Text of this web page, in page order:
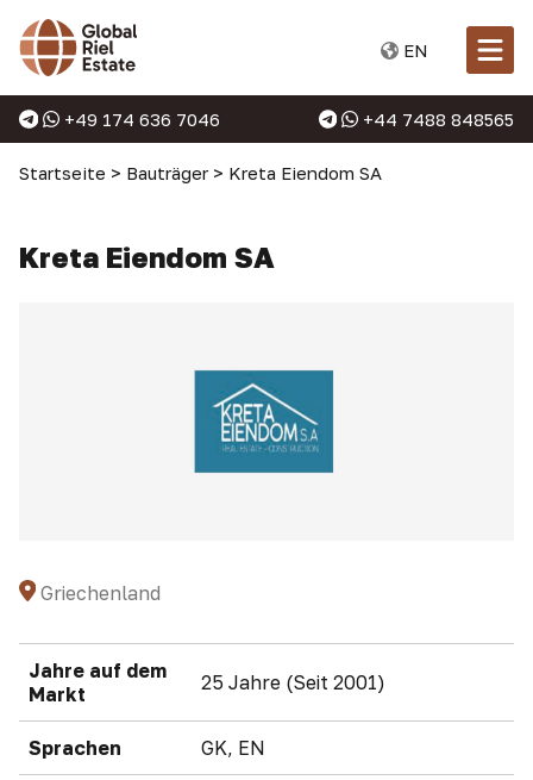
EN
+49 174 636 7046 +44 7488 848565
Startseite > Bauträger > Kreta Eiendom SA
Kreta Eiendom SA
Griechenland
Jahre auf dem
Markt
25 Jahre (Seit 2001)
Sprachen GK, EN